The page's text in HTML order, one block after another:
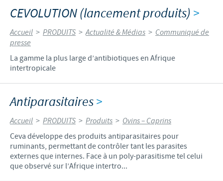
CEVOLUTION (lancement produits) >
Accueil > PRODUITS > Actualité & Médias > Communiqué de
presse
La gamme la plus large d’antibiotiques en Afrique
intertropicale
Antiparasitaires>
Accueil > PRODUITS > Produits > Ovins – Caprins
Ceva développe des produits antiparasitaires pour
ruminants, permettant de contrôler tant les parasites
externes que internes. Face à un poly-parasitisme tel celui
que observé sur l’Afrique intertro...